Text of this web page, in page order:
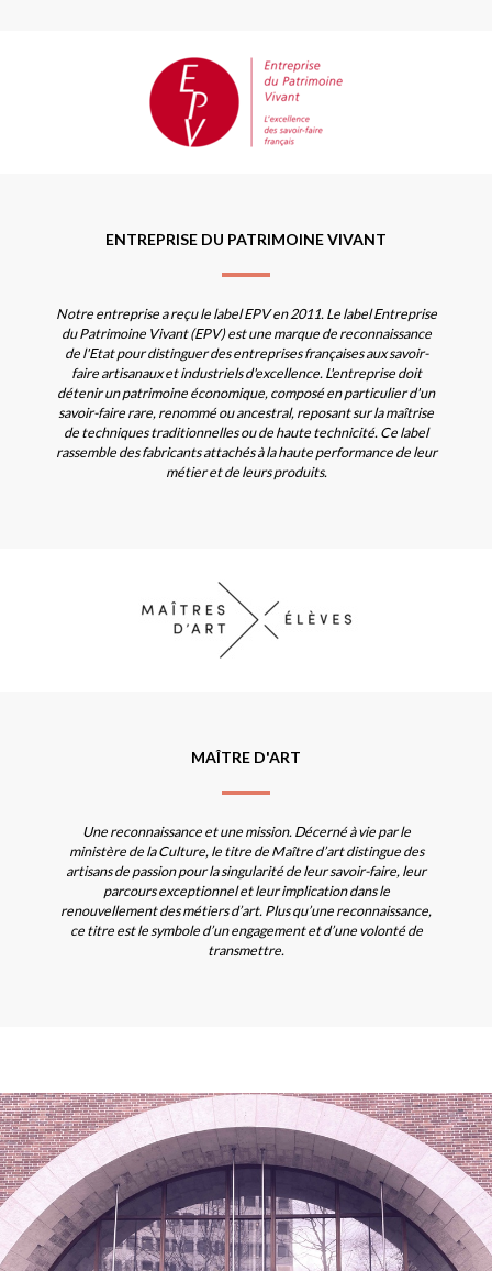
ENTREPRISE DU PATRIMOINE VIVANT
Notre entreprise a reçu le label EPV en 2011. Le label Entreprise
du Patrimoine Vivant (EPV) est une marque de reconnaissance
de l'Etat pour distinguer des entreprises françaises aux savoir-
faire artisanaux et industriels d'excellence. L'entreprise doit
détenir un patrimoine économique, composé en particulier d'un
savoir-faire rare, renommé ou ancestral, reposant sur la maîtrise
de techniques traditionnelles ou de haute technicité. Ce label
rassemble des fabricants attachés à la haute performance de leur
métier et de leurs produits.
MAÎTRE D'ART
Une reconnaissance et une mission. Décerné à vie par le
ministère de la Culture, le titre de Maître d’art distingue des
artisans de passion pour la singularité de leur savoir-faire, leur
parcours exceptionnel et leur implication dans le
renouvellement des métiers d’art. Plus qu’une reconnaissance,
ce titre est le symbole d’un engagement et d’une volonté de
transmettre.